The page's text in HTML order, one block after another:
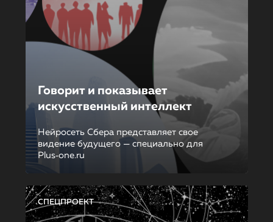
Говорит и показывает
искусственный интеллект
Нейросеть Сбера представляет свое
видение будущего — специально для
Plus‑one.ru
СПЕЦПРОЕКТ